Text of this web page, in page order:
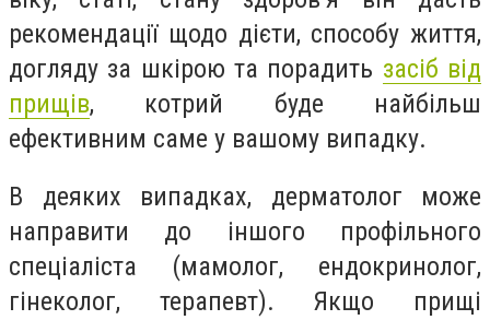
рекомендації щодо дієти, способу життя,
догляду за шкірою та порадить засіб від
прищів, котрий буде найбільш
ефективним саме у вашому випадку.
В деяких випадках, дерматолог може
направити до іншого профільного
спеціаліста (мамолог, ендокринолог,
гінеколог, терапевт). Якщо прищі